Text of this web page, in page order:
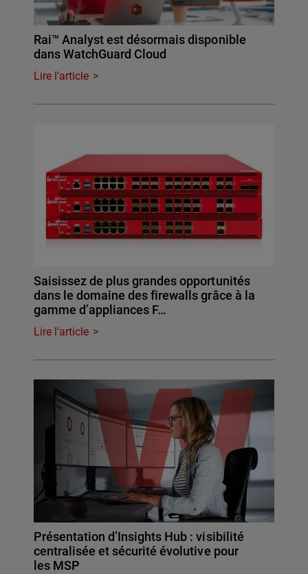
Rai™ Analyst est désormais disponible
dans WatchGuard Cloud
Lire l'article
Saisissez de plus grandes opportunités
dans le domaine des firewalls grâce à la
gamme d’appliances F…
Lire l'article
Présentation d’Insights Hub : visibilité
centralisée et sécurité évolutive pour
les MSP